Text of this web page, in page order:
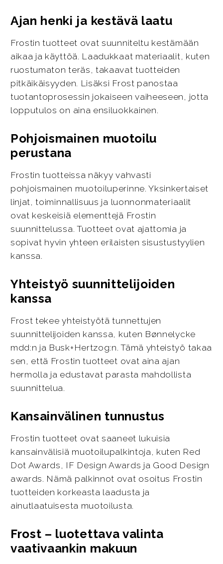
Ajan henki ja kestävä laatu
Frostin tuotteet ovat suunniteltu kestämään
aikaa ja käyttöä. Laadukkaat materiaalit, kuten
ruostumaton teräs, takaavat tuotteiden
pitkäikäisyyden. Lisäksi Frost panostaa
tuotantoprosessin jokaiseen vaiheeseen, jotta
lopputulos on aina ensiluokkainen.
Pohjoismainen muotoilu
perustana
Frostin tuotteissa näkyy vahvasti
pohjoismainen muotoiluperinne. Yksinkertaiset
linjat, toiminnallisuus ja luonnonmateriaalit
ovat keskeisiä elementtejä Frostin
suunnittelussa. Tuotteet ovat ajattomia ja
sopivat hyvin yhteen erilaisten sisustustyylien
kanssa.
Yhteistyö suunnittelijoiden
kanssa
Frost tekee yhteistyötä tunnettujen
suunnittelijoiden kanssa, kuten Bønnelycke
mdd:n ja Busk+Hertzog:n. Tämä yhteistyö takaa
sen, että Frostin tuotteet ovat aina ajan
hermolla ja edustavat parasta mahdollista
suunnittelua.
Kansainvälinen tunnustus
Frostin tuotteet ovat saaneet lukuisia
kansainvälisiä muotoilupalkintoja, kuten Red
Dot Awards, IF Design Awards ja Good Design
awards. Nämä palkinnot ovat osoitus Frostin
tuotteiden korkeasta laadusta ja
ainutlaatuisesta muotoilusta.
Frost – luotettava valinta
vaativaankin makuun